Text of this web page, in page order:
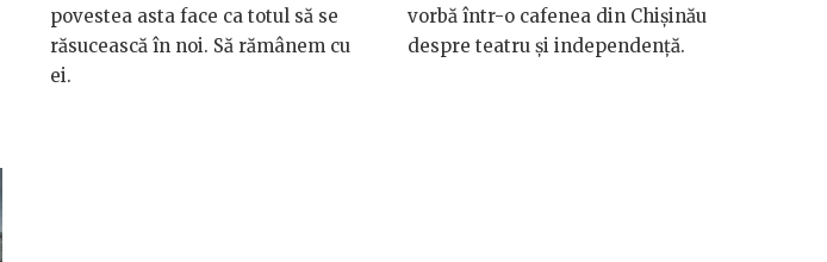
povestea asta face ca totul să se
răsucească în noi. Să rămânem cu
ei.
vorbă într-o cafenea din Chișinău
despre teatru și independență.